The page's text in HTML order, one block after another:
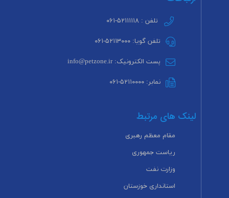
تلفن : ۵۲۱۱۱۱۱۸-۰۶۱
تلفن گویا: ۵۲۱۱۳۰۰۰-۰۶۱
پست الکترونیک: info@petzone.ir
نمابر: ۵۲۱۱۰۰۰۰-۰۶۱
لینک های مرتبط
مقام معظم رهبری
ریاست جمهوری
وزارت نفت
استانداری خوزستان